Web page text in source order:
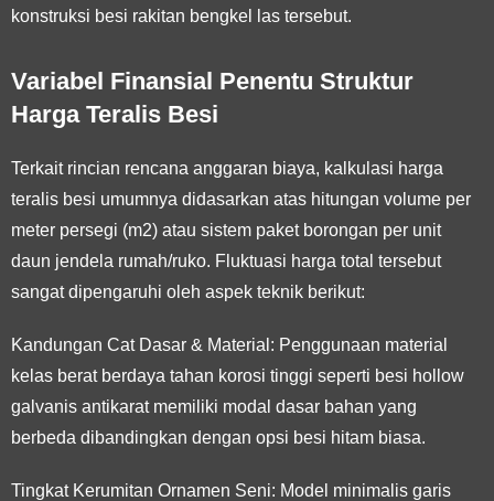
konstruksi besi rakitan bengkel las tersebut.
Variabel Finansial Penentu Struktur
Harga Teralis Besi
Terkait rincian rencana anggaran biaya, kalkulasi harga
teralis besi umumnya didasarkan atas hitungan volume per
meter persegi (m2) atau sistem paket borongan per unit
daun jendela rumah/ruko. Fluktuasi harga total tersebut
sangat dipengaruhi oleh aspek teknik berikut:
Kandungan Cat Dasar & Material: Penggunaan material
kelas berat berdaya tahan korosi tinggi seperti besi hollow
galvanis antikarat memiliki modal dasar bahan yang
berbeda dibandingkan dengan opsi besi hitam biasa.
Tingkat Kerumitan Ornamen Seni: Model minimalis garis